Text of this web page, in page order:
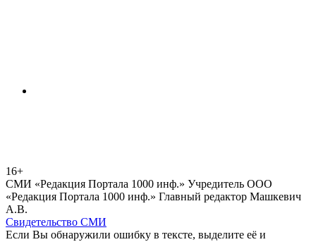
16+
СМИ «Редакция Портала 1000 инф.» Учредитель ООО
«Редакция Портала 1000 инф.» Главный редактор Машкевич
А.В.
Свидетельство СМИ
Если Вы обнаружили ошибку в тексте, выделите её и